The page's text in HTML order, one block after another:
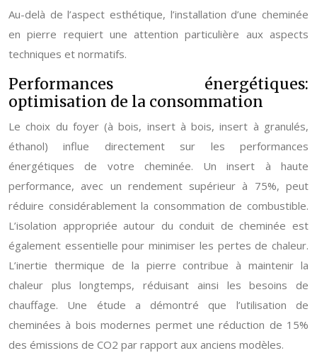
Au-delà de l’aspect esthétique, l’installation d’une cheminée
en pierre requiert une attention particulière aux aspects
techniques et normatifs.
Performances énergétiques:
optimisation de la consommation
Le choix du foyer (à bois, insert à bois, insert à granulés,
éthanol) influe directement sur les performances
énergétiques de votre cheminée. Un insert à haute
performance, avec un rendement supérieur à 75%, peut
réduire considérablement la consommation de combustible.
L’isolation appropriée autour du conduit de cheminée est
également essentielle pour minimiser les pertes de chaleur.
L’inertie thermique de la pierre contribue à maintenir la
chaleur plus longtemps, réduisant ainsi les besoins de
chauffage. Une étude a démontré que l’utilisation de
cheminées à bois modernes permet une réduction de 15%
des émissions de CO2 par rapport aux anciens modèles.